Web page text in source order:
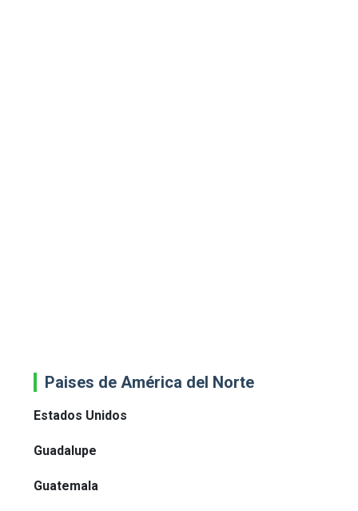
Paises de América del Norte
Estados Unidos
Guadalupe
Guatemala